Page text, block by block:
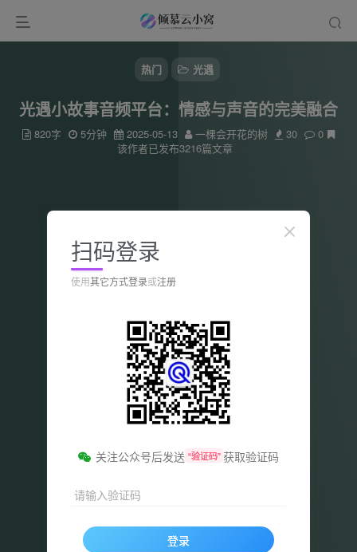
热门 光遇
光遇小故事音频平台：情感与声音的完美融合
820字 5分钟 2025-05-13 一棵会开花的树 30
0
该作者已发布3216篇文章
扫码登录
使用其它方式登录或注册
关注公众号后发送 “验证码” 获取验证码
请输入验证码
登录